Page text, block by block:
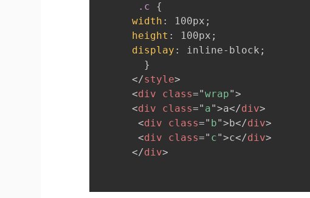
.c
{
width : 100px ;
height : 100px ;
display : inline-block ;
}
</style>
<div class="wrap">
<div class=" a">a</div>
<div class=" b">b</div>
<div class=" c">c</div>
</div>